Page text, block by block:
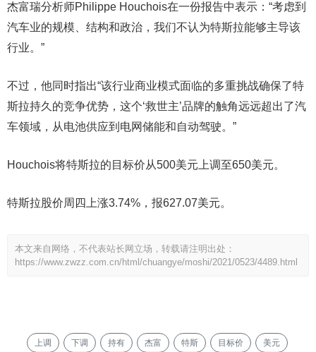
杰富瑞分析师Philippe Houchois在一份报告中表示：“考虑到
汽车业的规模、结构和政治，我们不认为特斯拉能够主导该
行业。”
不过，他同时指出“该行业商业模式面临的多重挑战确保了特
斯拉持久的竞争优势，这个‘救世主’品牌的触角远远超出了汽
车领域，从电池供应到电网储能和自动驾驶。”
Houchois将特斯拉的目标价从500美元上调至650美元。
特斯拉股价周四上涨3.74%，报627.07美元。
本文来自网络，不代表站长网立场，转载请注明出处：
https://www.zwzz.com.cn/html/chuangye/moshi/2021/0523/4489.html
上调 下调 持有 杰富 特斯 目标价 美元